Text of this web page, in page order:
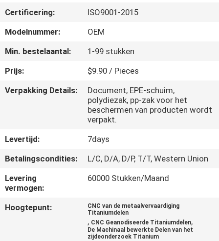
KWALITEITSCONTROLE
NEEM
CONTACT
MET
ONS
NIEUWS
VRAAG
EEN
OFFERTE
Certificering:
ISO9001-2015
Modelnummer:
OEM
Min. bestelaantal:
1-99 stukken
Prijs:
$9.90 / Pieces
Verpakking Details:
Document, EPE-schuim,
polydiezak, pp-zak voor het
beschermen van producten wordt
verpakt.
Levertijd:
7days
Betalingscondities:
L/C, D/A, D/P, T/T, Western Union
Levering
vermogen:
60000 Stukken/Maand
Hoogtepunt:
CNC van de metaalvervaardiging
Titaniumdelen
, CNC Geanodiseerde Titaniumdelen,
De Machinaal bewerkte Delen van het
zijdeonderzoek Titanium